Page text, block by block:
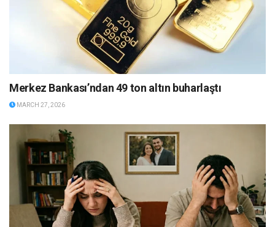
Merkez Bankası’ndan 49 ton altın buharlaştı
MARCH 27, 2026